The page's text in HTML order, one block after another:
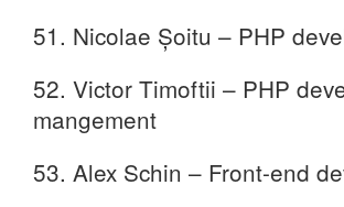
51. Nicolae Șoitu – PHP
52. Victor Timoftii – PHP
mangement
53. Alex Schin – Front-end